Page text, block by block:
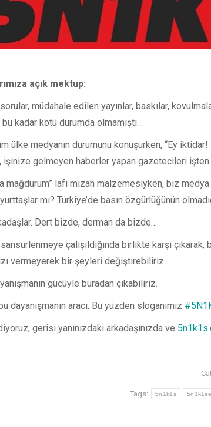
açık mektup:
müdahale edilen yayınlar, baskılar,
bu kadar kötü durumda olmamıştı…
ülke medyanın durumunu konuşurken, “Ey
gelmeyen haberler yapan gazetecileri işten
mağdurum” lafı mizah malzemesiyken, biz medya
mı? Türkiye’de basın özgürlüğünün
Dert bizde, derman da bizde…
çalışıldığında birlikte karşı
vermeyerek bir şeyleri değiştirebiliriz.
gücüyle buradan çıkabiliriz.
dayanışmanın aracı. Bu yüzden sloganımız
gerisi yanınızdaki arkadaşınızda ve
Tags: 5n1k1s